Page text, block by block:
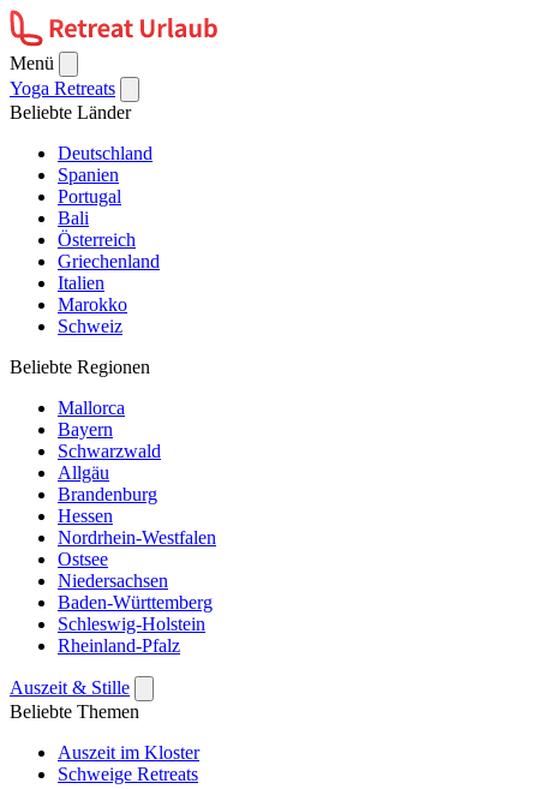
Menü
Yoga Retreats
Beliebte Länder
Deutschland
Spanien
Portugal
Bali
Österreich
Griechenland
Italien
Marokko
Schweiz
Beliebte Regionen
Mallorca
Bayern
Schwarzwald
Allgäu
Brandenburg
Hessen
Nordrhein-Westfalen
Ostsee
Niedersachsen
Baden-Württemberg
Schleswig-Holstein
Rheinland-Pfalz
Auszeit & Stille
Beliebte Themen
Auszeit im Kloster
Schweige Retreats